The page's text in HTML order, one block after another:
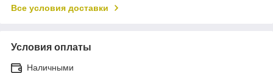
Все условия доставки
Условия оплаты
Наличными